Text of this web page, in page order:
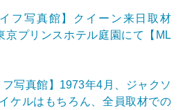
フ写真館】クイーン来日取材
プリンスホテル庭園にて【ML
フ写真館】1973年4月、ジャクソ
ケルはもちろん、全員取材での